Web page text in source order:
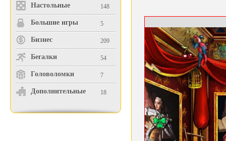
Настольные 148
Большие игры 5
Бизнес 209
Бегалки 54
Головоломки 7
Дополнительные 18